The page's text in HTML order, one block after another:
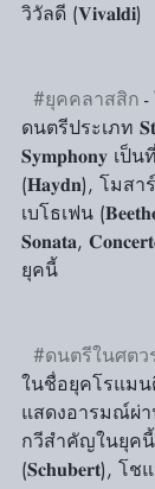
วิวัลดี (𝐕𝐢𝐯𝐚𝐥𝐝𝐢)
#ยุคคลาสสิก -
ดนตรีประเภท
𝐒𝐲𝐦𝐩𝐡𝐨𝐧𝐲 เป็
(𝐇𝐚𝐲𝐝𝐧), โมสา
เบโธเฟน
𝐒𝐨𝐧𝐚𝐭𝐚,
ยุคนี้
#ดนตรีในศตว
ในชื่อยุคโรแม
แสดงอารมณ์ผ่
กวีสำคัญในยุค
(𝐒𝐜𝐡𝐮𝐛𝐞𝐫𝐭), โ